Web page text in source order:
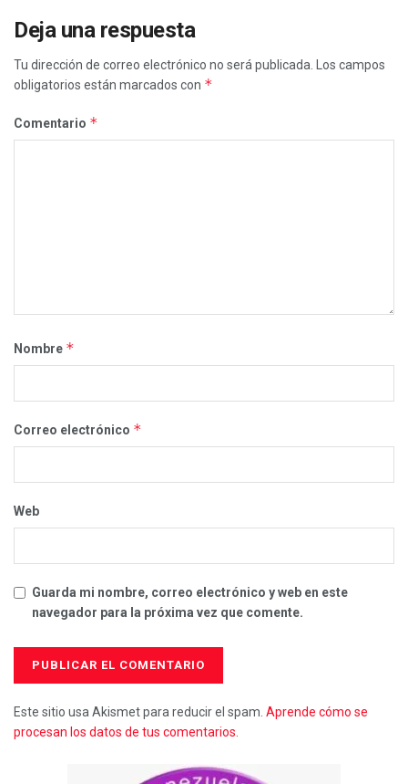
Deja una respuesta
Tu dirección de correo electrónico no será publicada.
Los campos
obligatorios están marcados con *
Comentario *
Nombre *
Correo electrónico *
Web
Guarda mi nombre, correo electrónico y web en este
navegador para la próxima vez que comente.
Este sitio usa Akismet para reducir el spam. Aprende cómo se
procesan los datos de tus comentarios.